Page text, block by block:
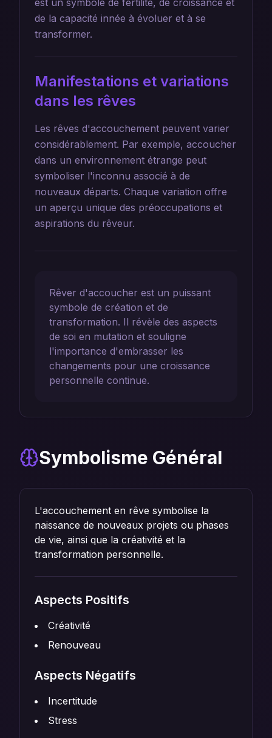
est un symbole de fertilité, de croissance et
de la capacité innée à évoluer et à se
transformer.
Manifestations et variations
dans les rêves
Les rêves d'accouchement peuvent varier
considérablement. Par exemple, accoucher
dans un environnement étrange peut
symboliser l'inconnu associé à de
nouveaux départs. Chaque variation offre
un aperçu unique des préoccupations et
aspirations du rêveur.
Rêver d'accoucher est un puissant
symbole de création et de
transformation. Il révèle des aspects
de soi en mutation et souligne
l'importance d'embrasser les
changements pour une croissance
personnelle continue.
Symbolisme Général
L'accouchement en rêve symbolise la
naissance de nouveaux projets ou phases
de vie, ainsi que la créativité et la
transformation personnelle.
Aspects Positifs
Créativité
Renouveau
Aspects Négatifs
Incertitude
Stress